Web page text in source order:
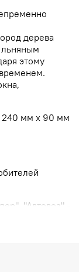
дерева
этому
240 мм х 90 мм
"Автовоз" -
при любом